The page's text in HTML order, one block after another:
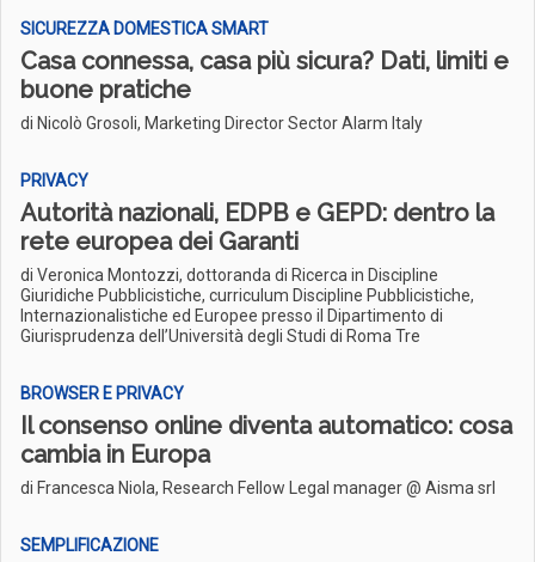
SICUREZZA DOMESTICA SMART
Casa connessa, casa più sicura? Dati, limiti e
buone pratiche
di Nicolò Grosoli, Marketing Director Sector Alarm Italy
PRIVACY
Autorità nazionali, EDPB e GEPD: dentro la
rete europea dei Garanti
di Veronica Montozzi, dottoranda di Ricerca in Discipline
Giuridiche Pubblicistiche, curriculum Discipline Pubblicistiche,
Internazionalistiche ed Europee presso il Dipartimento di
Giurisprudenza dell’Università degli Studi di Roma Tre
BROWSER E PRIVACY
Il consenso online diventa automatico: cosa
cambia in Europa
di Francesca Niola, Research Fellow Legal manager @ Aisma srl
SEMPLIFICAZIONE